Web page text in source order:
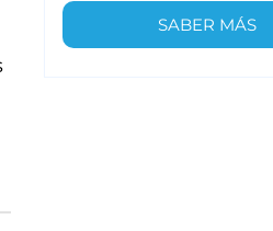
SABER MÁS